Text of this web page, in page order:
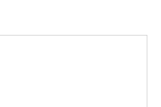
精症？的问题， 如何全面认...